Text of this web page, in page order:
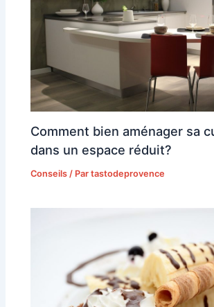
Comment bien aménager sa
dans un espace réduit?
Conseils / Partastodeprovence